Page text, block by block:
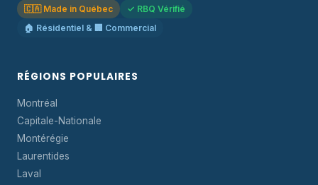
🇨🇦 Made in Québec
✓ RBQ Vérifié
🏠 Résidentiel & 🏢 Commercial
RÉGIONS POPULAIRES
Montréal
Capitale-Nationale
Montérégie
Laurentides
Laval